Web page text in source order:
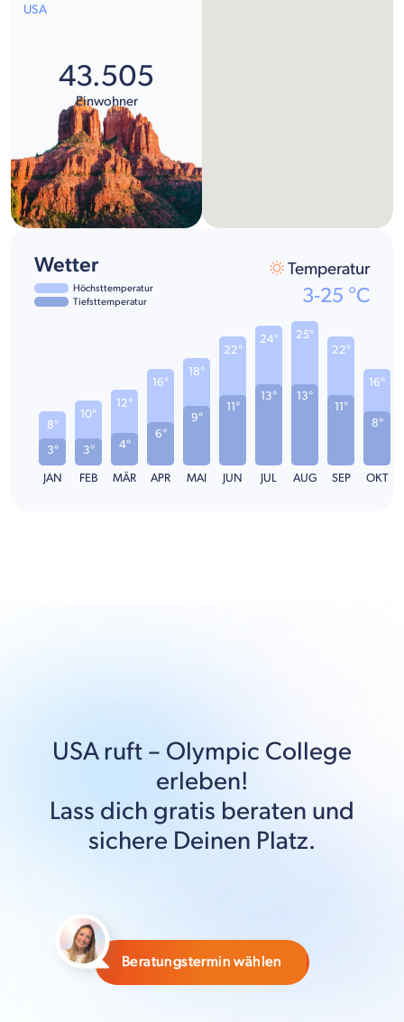
USA
43.505
Einwohner
Wetter
Höchsttemperatur
Tiefsttemperatur
Temperatur
3-25 °C
3°
8°
JAN
3°
10°
FEB
4°
12°
MÄR
6°
16°
APR
9°
18°
MAI
11°
22°
JUN
13°
24°
JUL
13°
25°
AUG
11°
22°
SEP
8°
16°
OKT
USAruft – Olympic College
erleben!
Lass dich gratis beraten und
sichere Deinen Platz.
Beratungstermin wählen